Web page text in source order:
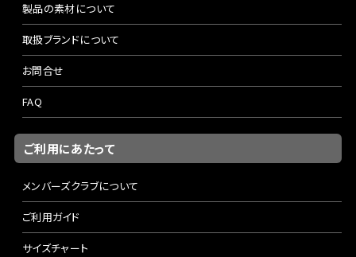
製品の素材について
取扱ブランドについて
お問合せ
FAQ
ご利用にあたって
メンバーズクラブについて
ご利用ガイド
サイズチャート